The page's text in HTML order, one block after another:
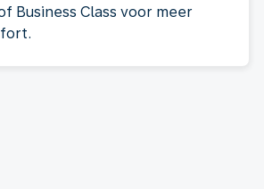
Business Class voor meer